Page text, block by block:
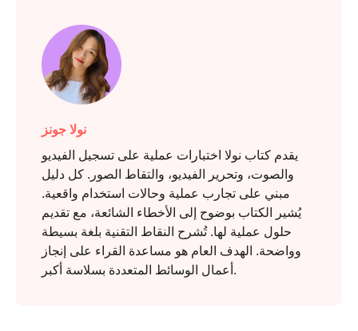
نولا جونز
يقدم كتاب نولا اختبارات عملية على تسجيل الفيديو
والصوت، وتحرير الفيديو، والتقاط الصور. كل دليل
مبني على تجارب عملية وحالات استخدام واقعية.
يُشير الكتاب بوضوح إلى الأخطاء الشائعة، مع تقديم
حلول عملية لها. تُشرح النقاط التقنية بلغة بسيطة
وواضحة. الهدف العام هو مساعدة القراء على إنجاز
أعمال الوسائط المتعددة بسلاسة أكبر.